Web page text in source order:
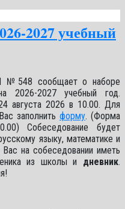
2027 учебный
№548 сообщает о наборе
2027 учебный год.
августа 2026 в 10.00. Для
заполнить форму. (Форма
Собеседование будет
языку, математике и
на собеседовании иметь
из школы и дневник.